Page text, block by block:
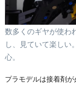
数多くのギヤが使わ
し、見ていて楽しい
心。
プラモデルは接着剤